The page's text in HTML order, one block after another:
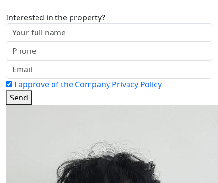
Interested in the property?
I approve of the Company Privacy Policy
Send